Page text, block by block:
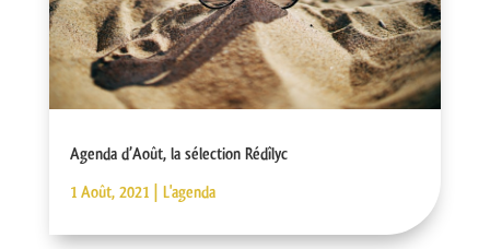
Agenda d’Août, la sélection Rédîlyc
1 Août, 2021| L'agenda